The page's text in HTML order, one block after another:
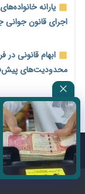
مرحله سیزدهم
۱۴ مرداد؛
کارفرما» چگونه به
سکه در یک قدمی ۱۸۵ میلیون تومان
تشکل‌ها در مسیر
ساماندهی
اجرای قانون
ابهام قانونی
محدودیت‌های
سه نماد جدید
ثبت نادرست
روبه‌رو می‌کند